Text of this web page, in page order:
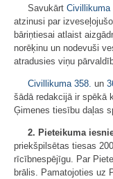
Savukārt Civillikuma
atzinusi par
bāriņtiesai atlaist
norēķinu un nodevuši
atradusies viņu
Civillikuma 358. un
šādā redakcijā ir spēkā
Ģimenes tiesību daļas
2. Pieteikuma
priekšpilsētas tiesas
rīcībnespējīgu. Par
brālis. Pamatojoties uz